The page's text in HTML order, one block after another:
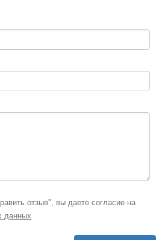
отзыв", вы даете согласие на
данных